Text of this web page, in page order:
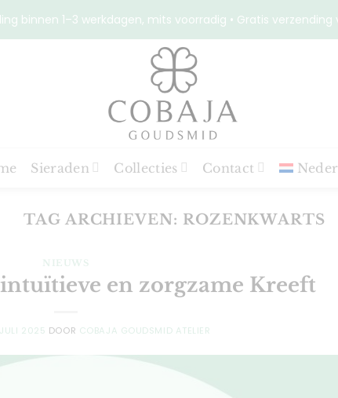
binnen 1–3 werkdagen, mits voorradig • Gratis verzending
Sieraden Collecties Contact
TAG ARCHIEVEN: ROZENKWARTS
NIEUWS
en zorgzame Kreeft
2025 DOOR COBAJA GOUDSMID ATELIER